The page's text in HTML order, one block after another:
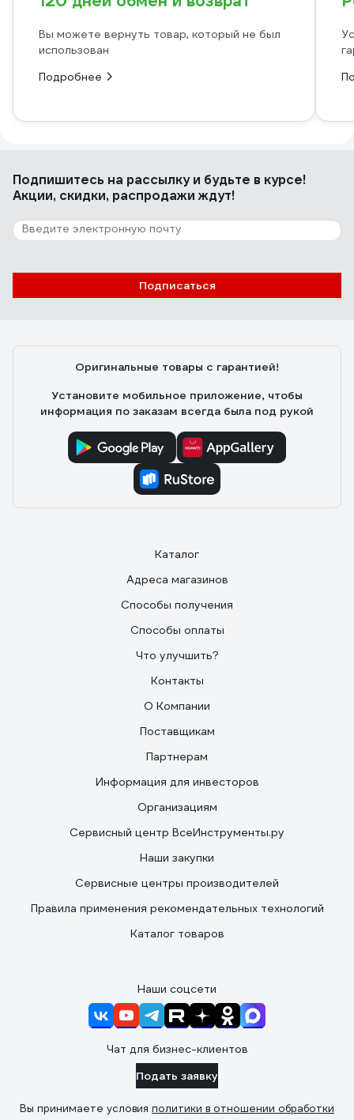
Вы можете вернуть товар, который не был
использован
Подробнее
Подпишитесь на рассылкуи будьте в курсе!
Акции, скидки, распродажи ждут!
Подписаться
Оригинальные товары с гарантией!
Установите мобильное приложение, чтобы
информация по заказам всегда была под рукой
Каталог
Адреса магазинов
Способы получения
Способы оплаты
Что улучшить?
Контакты
О Компании
Поставщикам
Партнерам
Информация для инвесторов
Организациям
Сервисный центр ВсеИнструменты.ру
Наши закупки
Сервисные центры производителей
Правила применения рекомендательных технологий
Каталог товаров
Наши соцсети
Чат для бизнес-клиентов
Подать заявку
Вы принимаете условия политики в отношении обработки